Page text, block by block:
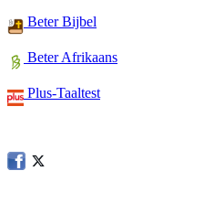
Beter Bijbel
Beter Afrikaans
Plus-Taaltest